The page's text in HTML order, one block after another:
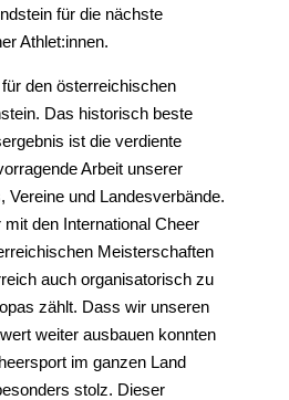
für die nächste
Athlet:innen.
den österreichischen
Das historisch beste
ist die verdiente
Arbeit unserer
Vereine und Landesverbände.
den International Cheer
Meisterschaften
auch organisatorisch zu
zählt. Dass wir unseren
weiter ausbauen konnten
im ganzen Land
stolz. Dieser